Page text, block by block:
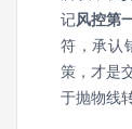
记风控第
符，承认
策，才是
于抛物线